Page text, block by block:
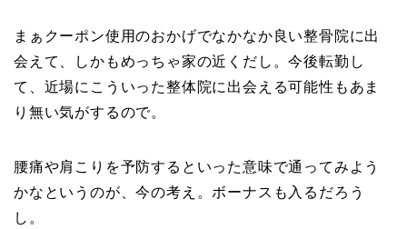
まぁクーポン使用のおかげでなかなか良い整骨院に出
会えて、しかもめっちゃ家の近くだし。今後転勤し
て、近場にこういった整体院に出会える可能性もあま
り無い気がするので。
腰痛や肩こりを予防するといった意味で通ってみよう
かなというのが、今の考え。ボーナスも入るだろう
し。